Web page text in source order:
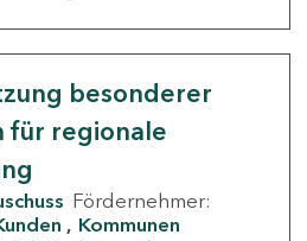
besonderer
für regionale
Fördernehmer:
Kommunen